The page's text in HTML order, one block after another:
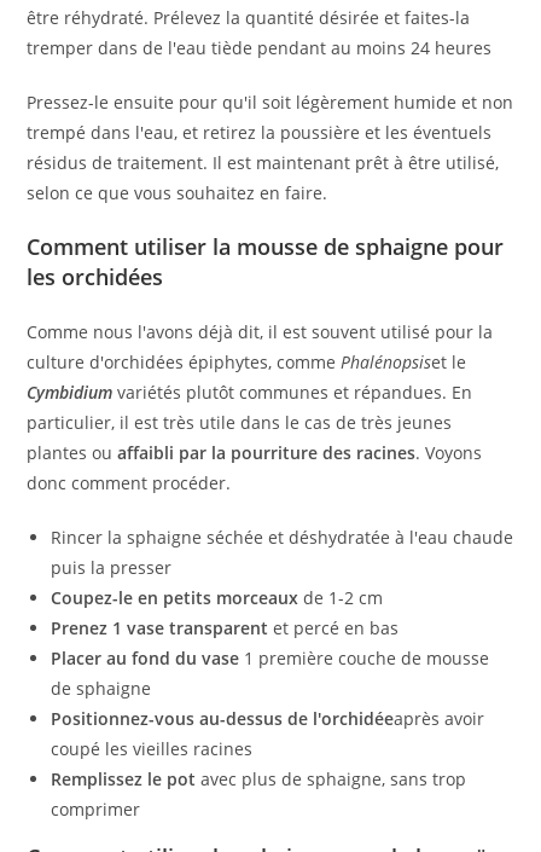
être réhydraté. Prélevez la quantité désirée et faites-la
tremper dans de l'eau tiède pendant au moins 24 heures
Pressez-le ensuite pour qu'il soit légèrement humide et non
trempé dans l'eau, et retirez la poussière et les éventuels
résidus de traitement. Il est maintenant prêt à être utilisé,
selon ce que vous souhaitez en faire.
Comment utiliser la mousse de sphaigne pour
les orchidées
Comme nous l'avons déjà dit, il est souvent utilisé pour la
culture d'orchidées épiphytes, comme Phalénopsiset le
Cymbidium variétés plutôt communes et répandues. En
particulier, il est très utile dans le cas de très jeunes
plantes ouaffaibli par la pourriture des racines. Voyons
donc comment procéder.
Rincer la sphaigne séchée et déshydratée à l'eau chaude
puis la presser
Coupez-le en petits morceaux de 1-2 cm
Prenez 1 vase transparent et percé en bas
Placer au fond du vase 1 première couche de mousse
de sphaigne
Positionnez-vous au-dessus de l'orchidéeaprès avoir
coupé les vieilles racines
Remplissez le pot avec plus de sphaigne, sans trop
comprimer